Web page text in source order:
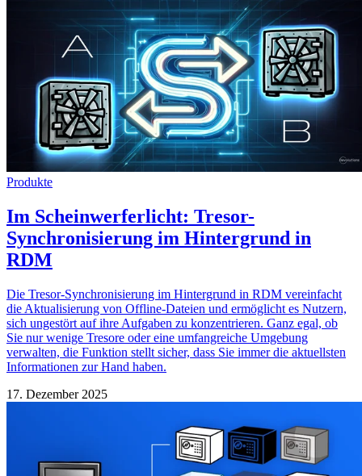
Produkte
Im Scheinwerferlicht: Tresor-
Synchronisierung im Hintergrund in
RDM
Die Tresor-Synchronisierung im Hintergrund in RDM vereinfacht
die Aktualisierung von Offline-Dateien und ermöglicht es Nutzern,
sich ungestört auf ihre Aufgaben zu konzentrieren. Ganz egal, ob
Sie nur wenige Tresore oder eine umfangreiche Umgebung
verwalten, die Funktion stellt sicher, dass Sie immer die aktuellsten
Informationen zur Hand haben.
17. Dezember 2025